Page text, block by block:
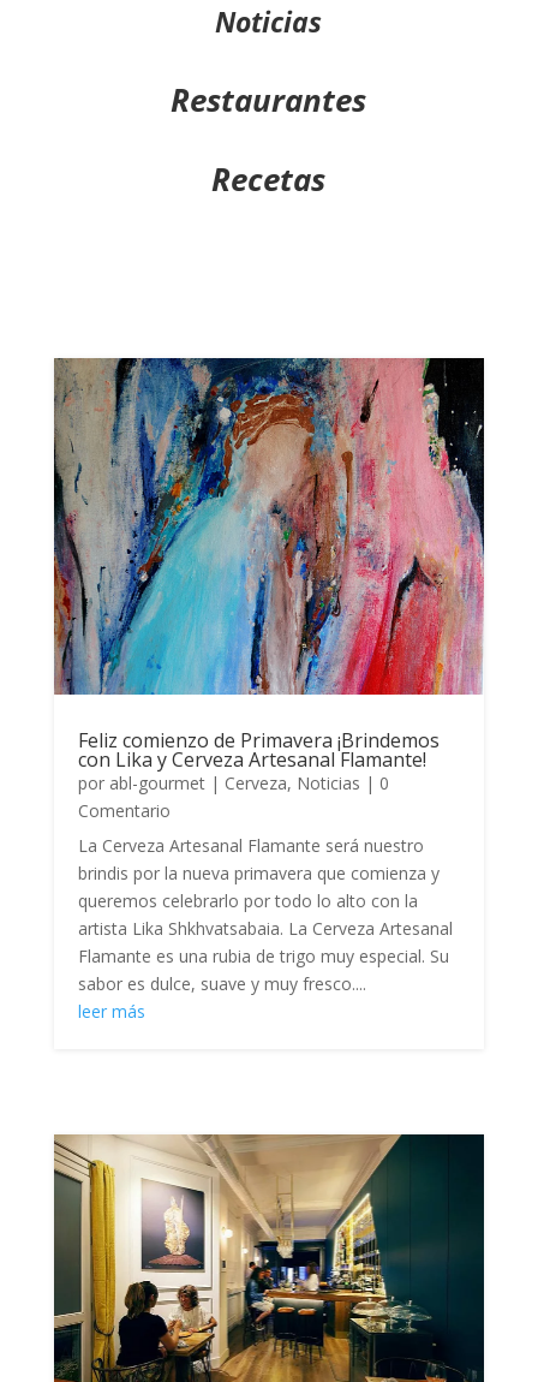
Noticias
Restaurantes
Recetas
Feliz comienzo de Primavera ¡Brindemos
con Lika y Cerveza Artesanal Flamante!
por abl-gourmet| Cerveza, Noticias | 0
Comentario
La Cerveza Artesanal Flamante será nuestro
brindis por la nueva primavera que comienza y
queremos celebrarlo por todo lo alto con la
artista Lika Shkhvatsabaia. La Cerveza Artesanal
Flamante es una rubia de trigo muy especial. Su
sabor es dulce, suave y muy fresco....
leer más